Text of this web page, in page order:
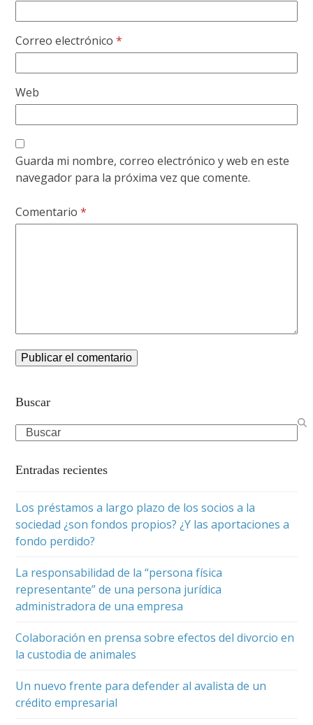
Correo electrónico*
Web
Guarda mi nombre, correo electrónico y web en este
navegador para la próxima vez que comente.
Comentario*
Buscar
Search
Entradas recientes
Los préstamos a largo plazo de los socios a la
sociedad ¿son fondos propios? ¿Y las aportaciones a
fondo perdido?
La responsabilidad de la “persona física
representante” de una persona jurídica
administradora de una empresa
Colaboración en prensa sobre efectos del divorcio en
la custodia de animales
Un nuevo frente para defender al avalista de un
crédito empresarial